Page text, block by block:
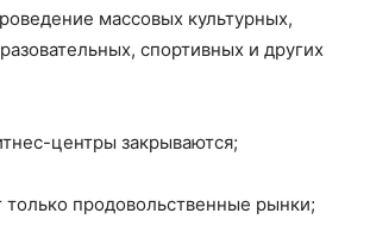
массовых культурных,
спортивных и других
центры закрываются;
только продовольственные рынки;